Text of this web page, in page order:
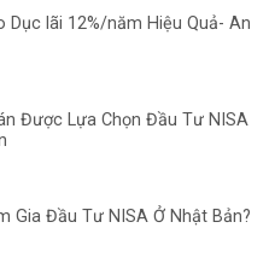
Dục lãi 12%/năm Hiệu Quả- An
Được Lựa Chọn Đầu Tư NISA
Gia Đầu Tư NISA Ở Nhật Bản?